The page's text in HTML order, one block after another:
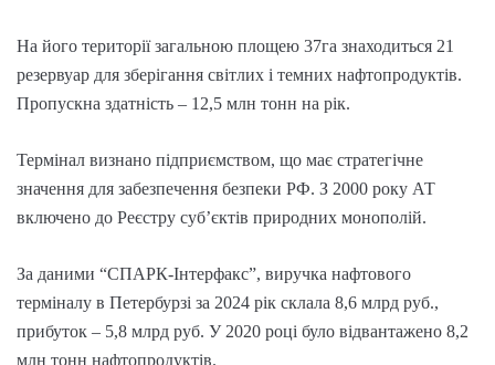
На його території загальною площею 37га знаходиться 21
резервуар для зберігання світлих і темних нафтопродуктів.
Пропускна здатність – 12,5 млн тонн на рік.
Термінал визнано підприємством, що має стратегічне
значення для забезпечення безпеки РФ. З 2000 року АТ
включено до Реєстру суб’єктів природних монополій.
За даними “СПАРК-Інтерфакс”, виручка нафтового
терміналу в Петербурзі за 2024 рік склала 8,6 млрд руб.,
прибуток – 5,8 млрд руб. У 2020 році було відвантажено 8,2
млн тонн нафтопродуктів.